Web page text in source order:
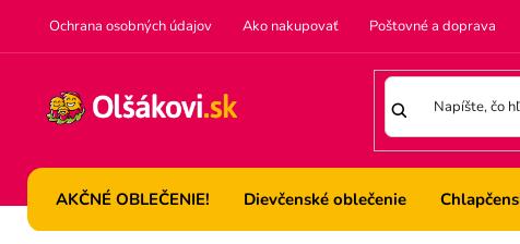
obsah
Ochrana osobných údajov Ako nakupovať Poštovné a doprava
AKČNÉ OBLEČENIE! Dievčenské oblečenie